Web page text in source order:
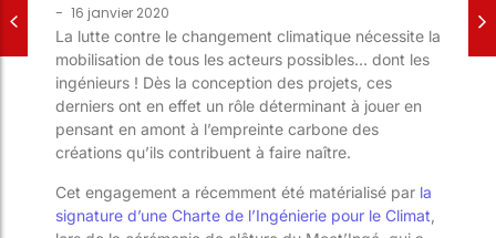
- 16 janvier 2020
La lutte contre le changement climatique nécessite la
mobilisation de tous les acteurs possibles… dont les
ingénieurs ! Dès la conception des projets, ces
derniers ont en effet un rôle déterminant à jouer en
pensant en amont à l’empreinte carbone des
créations qu’ils contribuent à faire naître.
Cet engagement a récemment été matérialisé par la
signature d’une Charte de l’Ingénierie pour le Climat